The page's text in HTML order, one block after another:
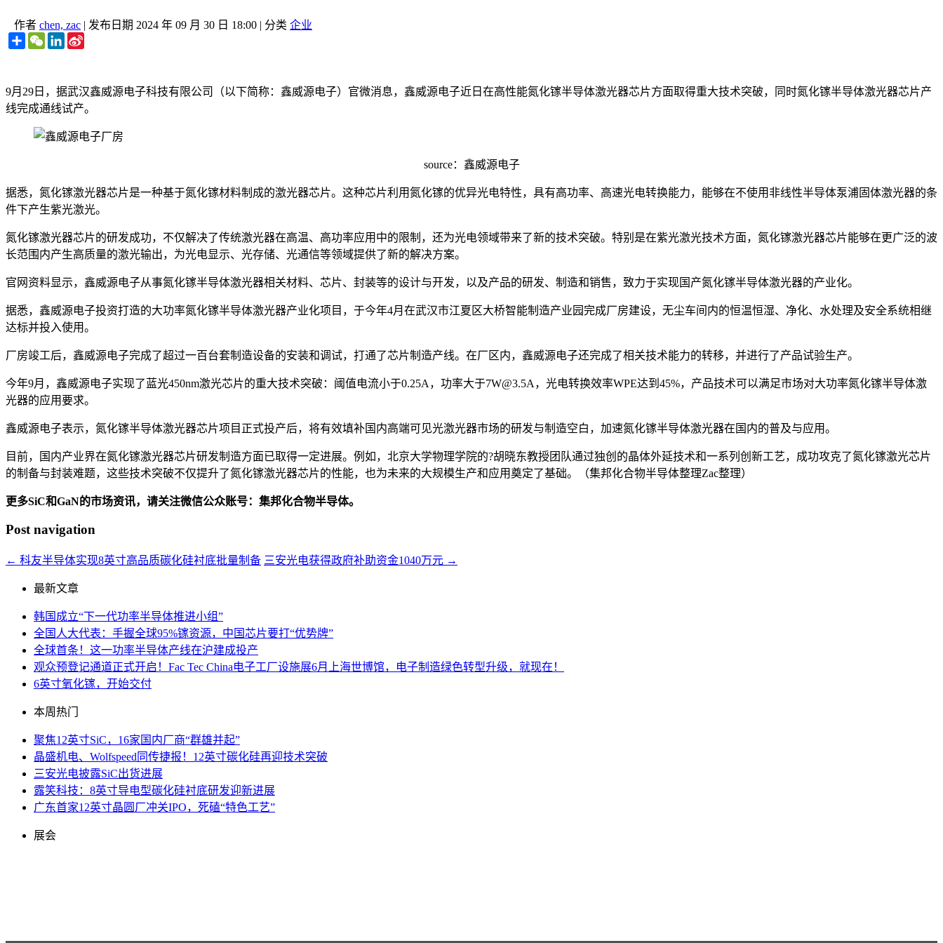
作者 chen, zac | 发布日期 2024 年 09 月 30 日 18:00 | 分类 企业
ShareWeChatLinkedIn
9月29日，据武汉鑫威源电子科技有限公司（以下简称：鑫威源电子）官微消息，鑫威源电子近日在高性能氮化镓半导体激光器芯片方面取得重大技术突破，同时氮化镓半导体激光器芯片产
线完成通线试产。
source：鑫威源电子
据悉，氮化镓激光器芯片是一种基于氮化镓材料制成的激光器芯片。这种芯片利用氮化镓的优异光电特性，具有高功率、高速光电转换能力，能够在不使用非线性半导体泵浦固体激光器的条
件下产生紫光激光。
氮化镓激光器芯片的研发成功，不仅解决了传统激光器在高温、高功率应用中的限制，还为光电领域带来了新的技术突破。特别是在紫光激光技术方面，氮化镓激光器芯片能够在更广泛的波
长范围内产生高质量的激光输出，为光电显示、光存储、光通信等领域提供了新的解决方案。
官网资料显示，鑫威源电子从事氮化镓半导体激光器相关材料、芯片、封装等的设计与开发，以及产品的研发、制造和销售，致力于实现国产氮化镓半导体激光器的产业化。
据悉，鑫威源电子投资打造的大功率氮化镓半导体激光器产业化项目，于今年4月在武汉市江夏区大桥智能制造产业园完成厂房建设，无尘车间内的恒温恒湿、净化、水处理及安全系统相继
达标并投入使用。
厂房竣工后，鑫威源电子完成了超过一百台套制造设备的安装和调试，打通了芯片制造产线。在厂区内，鑫威源电子还完成了相关技术能力的转移，并进行了产品试验生产。
今年9月，鑫威源电子实现了蓝光450nm激光芯片的重大技术突破：阈值电流小于0.25A，功率大于7W@3.5A，光电转换效率WPE达到45%，产品技术可以满足市场对大功率氮化镓半导体激
光器的应用要求。
鑫威源电子表示，氮化镓半导体激光器芯片项目正式投产后，将有效填补国内高端可见光激光器市场的研发与制造空白，加速氮化镓半导体激光器在国内的普及与应用。
目前，国内产业界在氮化镓激光器芯片研发制造方面已取得一定进展。例如，北京大学物理学院的?胡晓东教授团队通过独创的晶体外延技术和一系列创新工艺，成功攻克了氮化镓激光芯片
的制备与封装难题，这些技术突破不仅提升了氮化镓激光器芯片的性能，也为未来的大规模生产和应用奠定了基础。（集邦化合物半导体整理Zac整理）
更多SiC和GaN的市场资讯，请关注微信公众账号：集邦化合物半导体。
Post navigation
← 科友半导体实现8英寸高品质碳化硅衬底批量制备 三安光电获得政府补助资金1040万元 →
最新文章
韩国成立“下一代功率半导体推进小组”
全国人大代表：手握全球95%镓资源，中国芯片要打“优势牌”
全球首条！这一功率半导体产线在沪建成投产
观众预登记通道正式开启！Fac Tec China电子工厂设施展6月上海世博馆，电子制造绿色转型升级，就现在！
6英寸氧化镓，开始交付
本周热门
聚焦12英寸SiC，16家国内厂商“群雄并起”
晶盛机电、Wolfspeed同传捷报！12英寸碳化硅再迎技术突破
三安光电披露SiC出货进展
露笑科技：8英寸导电型碳化硅衬底研发迎新进展
广东首家12英寸晶圆厂冲关IPO，死磕“特色工艺”
展会